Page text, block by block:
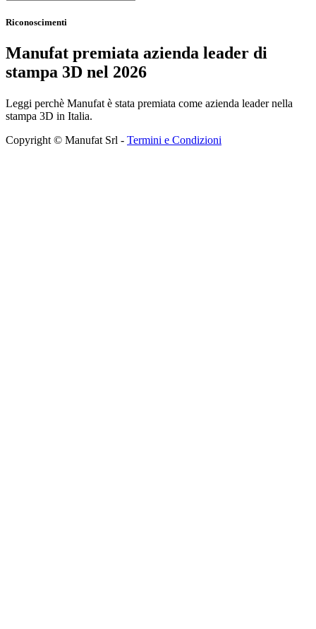
Riconoscimenti
Manufat premiata azienda leader di
stampa 3D nel 2026
Leggi perchè Manufat è stata premiata come azienda leader nella
stampa 3D in Italia.
Copyright © Manufat Srl - Termini e Condizioni